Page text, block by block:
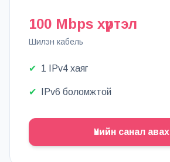
100 Mbps хүртэл
Шилэн кабель
✔ 1 IPv4 хаяг
✔ IPv6 боломжтой
Үнийн санал авах